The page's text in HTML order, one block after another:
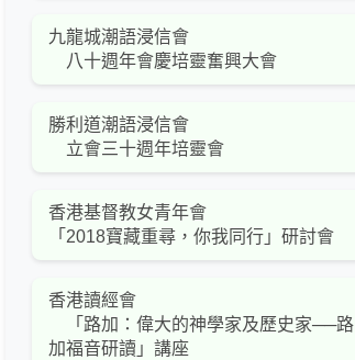
九龍城潮語浸信會
八十週年會慶培靈奮興大會
勝利道潮語浸信會
立會三十週年培靈會
香港基督教女青年會
「2018寶藏重尋，你我同行」研討會
香港讀經會
「路加：偉大的神學家及歷史家──路
加福音研讀」講座